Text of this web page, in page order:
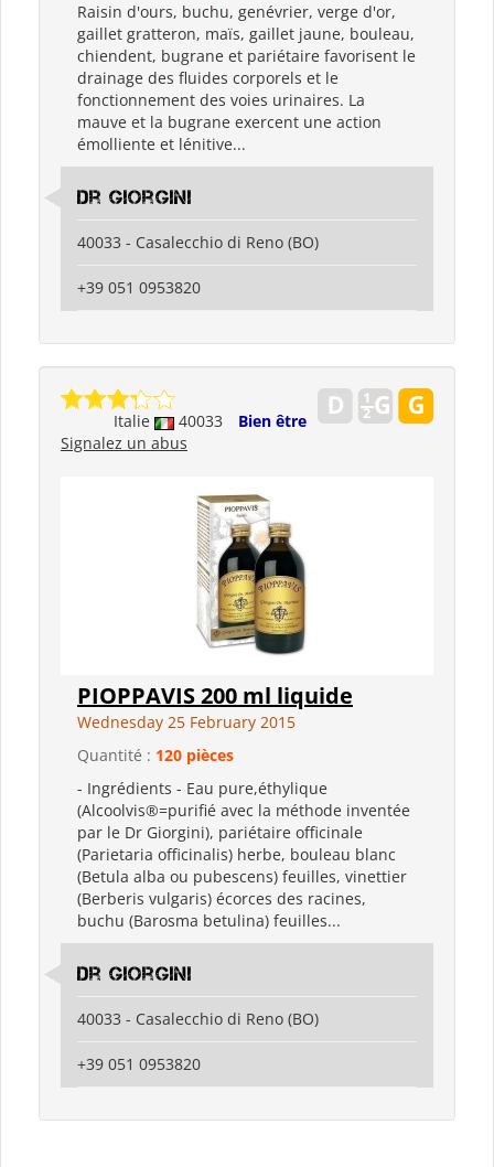
Raisin d'ours, buchu, genévrier, verge d'or,
gaillet gratteron, maïs, gaillet jaune, bouleau,
chiendent, bugrane et pariétaire favorisent le
drainage des fluides corporels et le
fonctionnement des voies urinaires. La
mauve et la bugrane exercent une action
émolliente et lénitive...
Dr Giorgini
40033 - Casalecchio di Reno (BO)
+39 051 0953820
Italie 40033
Bien être
Signalez un abus
PIOPPAVIS 200 ml liquide
Wednesday 25 February 2015
Quantité : 120 pièces
- Ingrédients - Eau pure,éthylique
(Alcoolvis®=purifié avec la méthode inventée
par le Dr Giorgini), pariétaire officinale
(Parietaria officinalis) herbe, bouleau blanc
(Betula alba ou pubescens) feuilles, vinettier
(Berberis vulgaris) écorces des racines,
buchu (Barosma betulina) feuilles...
Dr Giorgini
40033 - Casalecchio di Reno (BO)
+39 051 0953820